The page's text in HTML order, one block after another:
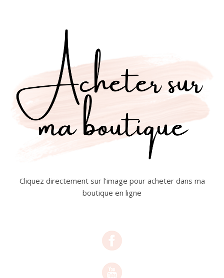
Cliquez directement sur l'image pour acheter dans ma
boutique en ligne